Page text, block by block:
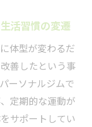
活習慣の変遷
体型が変わるだ
善したという事
ーソナルジムで
定期的な運動が
サポートしてい